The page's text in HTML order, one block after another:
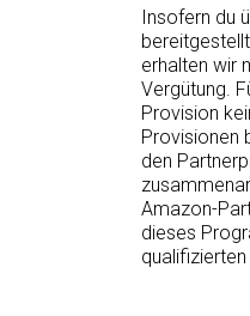
Insofern du
erhalten wir
Vergütung.
Provision
Provisionen
den
Amazon-
dieses